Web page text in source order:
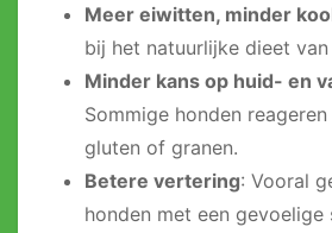
Meer eiwitten, minder
bij het natuurlijke dieet
Minder kans op huid- en
Sommige honden
gluten of granen.
Betere vertering: Vooral
honden met een gevoelige